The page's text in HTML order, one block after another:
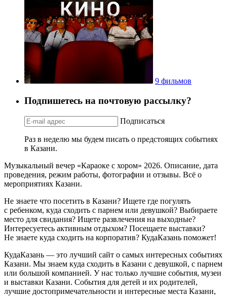
9 фильмов
Подпишетесь на почтовую рассылку?
Подписаться
Раз в неделю мы будем писать о предстоящих событиях
в Казани.
Музыкальный вечер «Караоке с хором» 2026. Описание, дата
проведения, режим работы, фотографии и отзывы. Всё о
мероприятиях Казани.
Не знаете что посетить в Казани? Ищете где погулять
с ребенком, куда сходить с парнем или девушкой? Выбираете
место для свидания? Ищете развлечения на выходные?
Интересуетесь активным отдыхом? Посещаете выставки?
Не знаете куда сходить на корпоратив? КудаКазань поможет!
КудаКазань — это лучший сайт о самых интересных событиях
Казани. Мы знаем куда сходить в Казани с девушкой, с парнем
или большой компанией. У нас только лучшие события, музеи
и выставки Казани. События для детей и их родителей,
лучшие достопримечательности и интересные места Казани,